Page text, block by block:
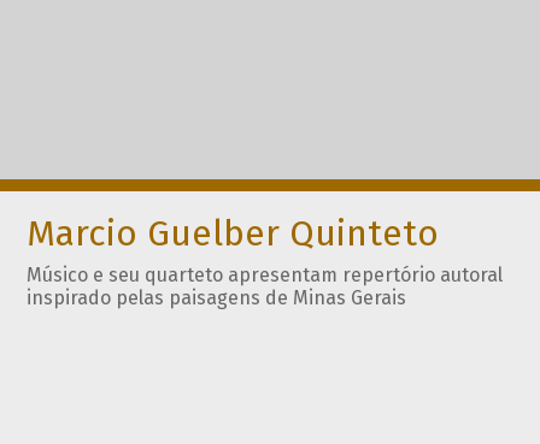
Marcio Guelber Quinteto
Músico e seu quarteto apresentam repertório autoral
inspirado pelas paisagens de Minas Gerais